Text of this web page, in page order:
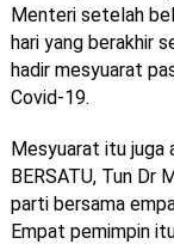
Menteri setelah
hari yang berakhir
hadir mesyuarat
Covid-19.
Mesyuarat itu juga
BERSATU, Tun Dr
parti bersama
Empat pemimpin